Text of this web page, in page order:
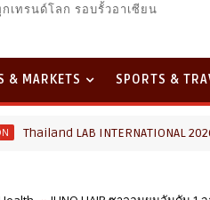
เทรนด์โลก รอบรั้วอาเซียน
& MARKETS SPORTS &
INTERNATIONAL 2026 ผนึก